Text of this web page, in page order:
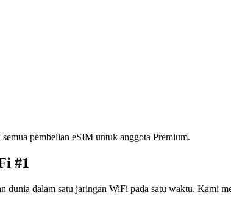
pembelian eSIM untuk anggota Premium.
#1
dunia dalam satu jaringan WiFi pada satu waktu. Kami